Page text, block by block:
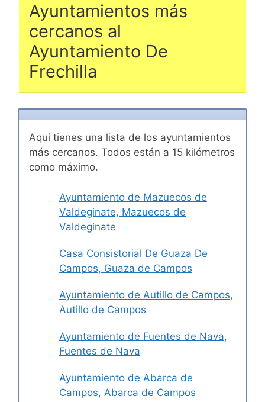
Ayuntamientos más
cercanos al
Ayuntamiento De
Frechilla
Aquí tienes una lista de los ayuntamientos
más cercanos. Todos están a 15 kilómetros
como máximo.
Ayuntamiento de Mazuecos de
Valdeginate, Mazuecos de
Valdeginate
Casa Consistorial De Guaza De
Campos, Guaza de Campos
Ayuntamiento de Autillo de Campos,
Autillo de Campos
Ayuntamiento de Fuentes de Nava,
Fuentes de Nava
Ayuntamiento de Abarca de
Campos, Abarca de Campos